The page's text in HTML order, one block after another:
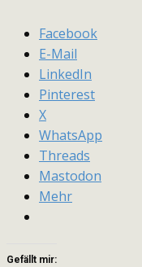
Facebook
E-Mail
LinkedIn
Pinterest
X
WhatsApp
Threads
Mastodon
Mehr
Gefällt mir: